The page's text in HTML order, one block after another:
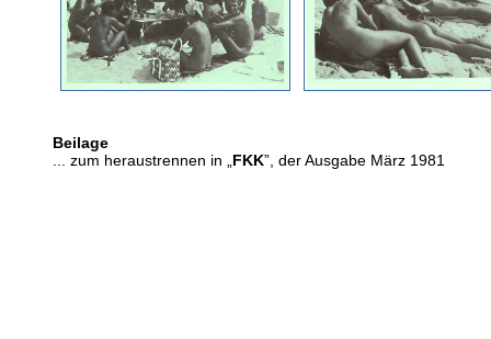
Beilage
... zum heraustrennen in „ FKK”, der Ausgabe März 1981